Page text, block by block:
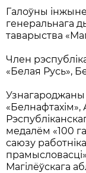
Галоўны
генеральнага
таварыства
Член
«Белая Русь»,
Узнагароджаны
«Белнафтахім»,
медалём «100
саюзу
Магілёўскага